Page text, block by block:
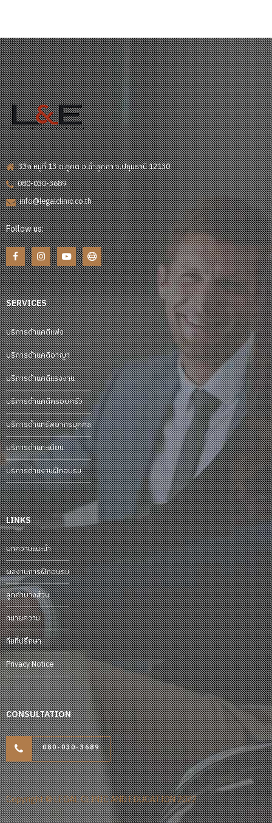
33ก หมู่ที่ 13 ต.คูคต อ.ลำลูกกา จ.ปทุมธานี 12130
080-030-3689
info@legalclinic.co.th
Follow us:
SERVICES
บริการด้านคดีแพ่ง
บริการด้านคดีอาญา
บริการด้านคดีแรงงาน
บริการด้านคดีครอบครัว
บริการด้านทรัพยากรบุคคล
บริการด้านทะเบียน
บริการด้านงานฝึกอบรม
LINKS
บทความแนะนำ
ผลงานการฝึกอบรม
ลูกค้าบางส่วน
ทนายความ
ทีมที่ปรึกษา
Privacy Notice
CONSULTATION
080-030-3689
Copyright © LEGAL CLINIC AND EDUCATION 2022